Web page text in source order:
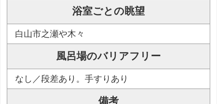
浴室ごとの眺望
白山市之瀬や木々
風呂場のバリアフリー
なし／段差あり。手すりあり
備考